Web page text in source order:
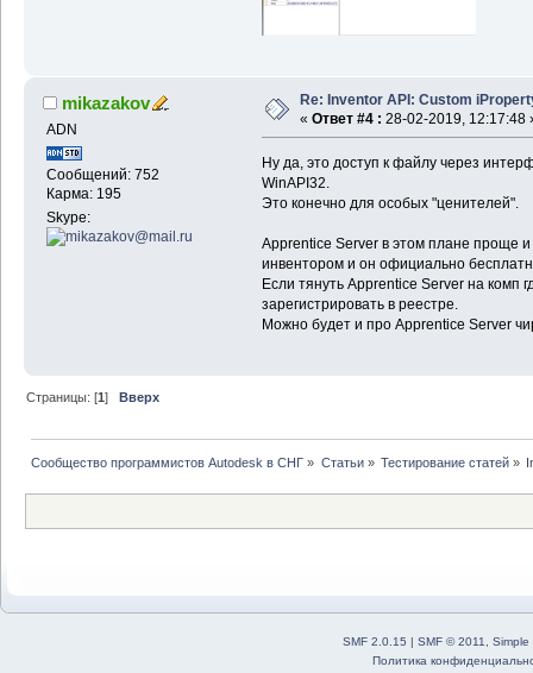
mikazakov
ADN
Сообщений: 752
Карма: 195
Skype:
Re: Inventor API: Custom
« Ответ #4 : 28-02-2019, 12:17:48
Ну да, это доступ к файлу через
WinAPI32.
Это конечно для особых "ценителей".
Apprentice Server в этом плане проще
инвентором и он официально
Если тянуть Apprentice Server на комп
зарегистрировать в реестре.
Можно будет и про Apprentice Server
Страницы: [1]Вверх
Сообщество программистов Autodesk в СНГ » Статьи» Тестирование статей»
SMF 2.0.15 | SMF © 2011
Simple
Политика